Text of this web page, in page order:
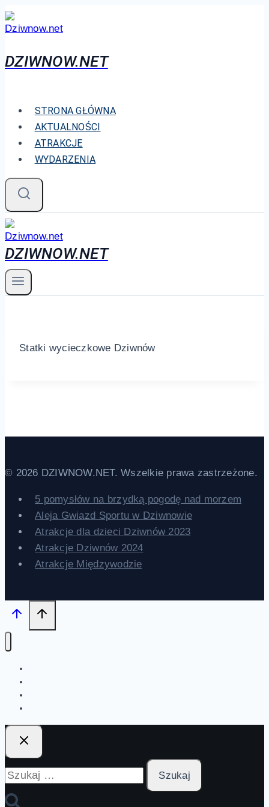
Przejdź
do
DZIWNOW.NET
STRONA GŁÓWNA
AKTUALNOŚCI
ATRAKCJE
WYDARZENIA
DZIWNOW.NET
Statki wycieczkowe Dziwnów
© 2026 DZIWNOW.NET. Wszelkie prawa zastrzeżone.
5 pomysłów na brzydką pogodę nad morzem
Aleja Gwiazd Sportu w Dziwnowie
Atrakcje dla dzieci Dziwnów 2023
Atrakcje Dziwnów 2024
Atrakcje Międzywodzie
Szukaj: